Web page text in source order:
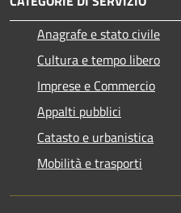
Anagrafe e stato civile
Cultura e tempo libero
Imprese e Commercio
Appalti pubblici
Catasto e urbanistica
Mobilità e trasporti